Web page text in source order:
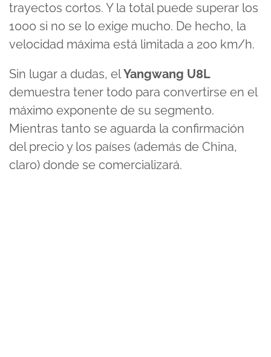
trayectos cortos. Y la total puede superar los
1000 si no se lo exige mucho. De hecho, la
velocidad máxima está limitada a 200 km/h.
Sin lugar a dudas, elYangwang U8L
demuestra tener todo para convertirse en el
máximo exponente de su segmento.
Mientras tanto se aguarda la confirmación
del precio y los países (además de China,
claro) donde se comercializará.